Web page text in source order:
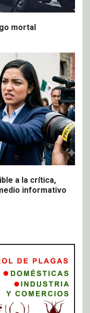
mortal
a la crítica,
informativo